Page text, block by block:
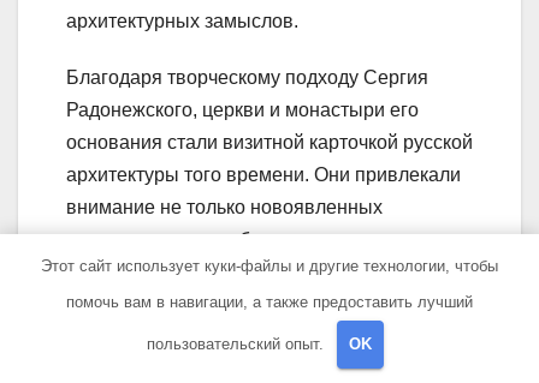
архитектурных замыслов.
Благодаря творческому подходу Сергия
Радонежского, церкви и монастыри его
основания стали визитной карточкой русской
архитектуры того времени. Они привлекали
внимание не только новоявленных
христиан, но и зарубежных
путешественников, которые приезжали
издалека, чтобы увидеть эти прекрасные
сооружения.
Этот сайт использует куки-файлы и другие технологии, чтобы
помочь вам в навигации, а также предоставить лучший
пользовательский опыт. OK